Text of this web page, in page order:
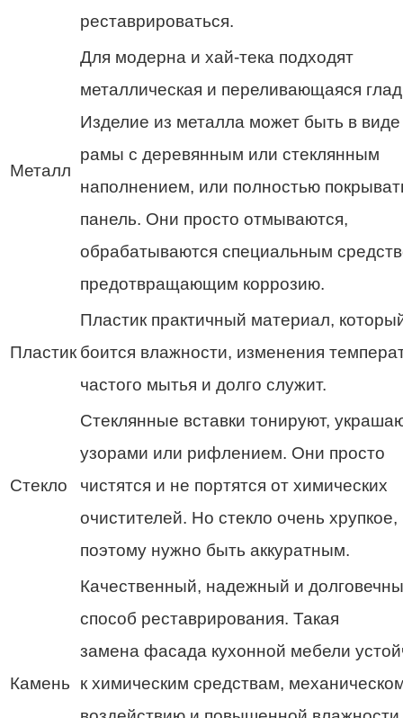
реставрироваться.
Металл
Для модерна и хай-тека подходят
металлическая и переливающаяся
Изделие из металла может быть в виде
рамы с деревянным или стеклянным
наполнением, или полностью
панель. Они просто отмываются,
обрабатываются специальным
предотвращающим коррозию.
Пластик
Пластик практичный материал,
боится влажности, изменения
частого мытья и долго служит.
Стекло
Стеклянные вставки тонируют,
узорами или рифлением. Они просто
чистятся и не портятся от химических
очистителей. Но стекло очень хрупкое,
поэтому нужно быть аккуратным.
Камень
Качественный, надежный и
способ реставрирования. Такая
замена фасада кухонной мебели
к химическим средствам,